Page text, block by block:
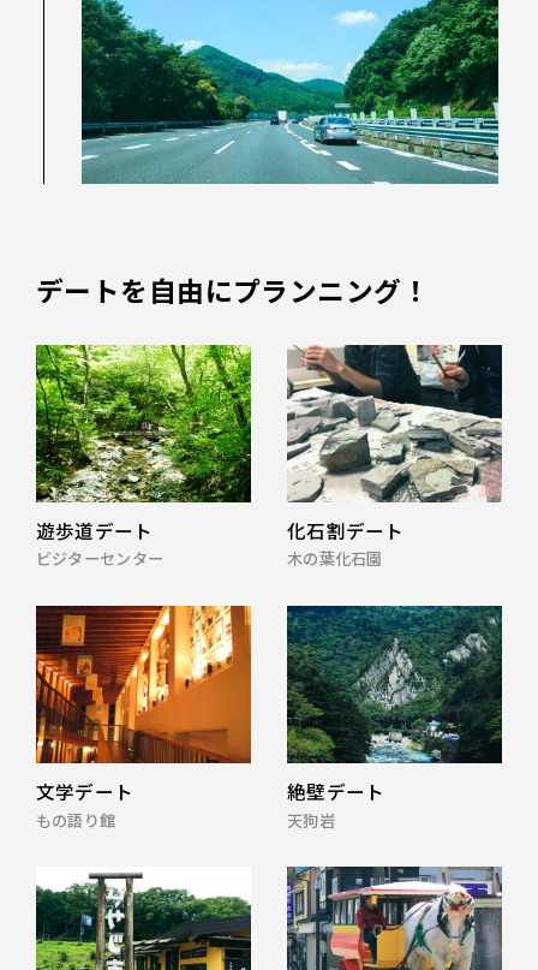
デートを自由にプランニング！
遊歩道デート
ビジターセンター
化石割デート
木の葉化石園
文学デート
もの語り館
絶壁デート
天狗岩